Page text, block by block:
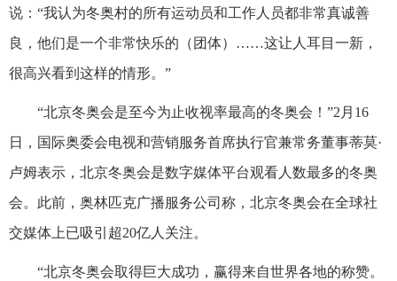
说：“我认为冬奥村的所有运动员和工作人员都非常真诚善
良，他们是一个非常快乐的（团体）……这让人耳目一新，
很高兴看到这样的情形。”
“北京冬奥会是至今为止收视率最高的冬奥会！”2月16
日，国际奥委会电视和营销服务首席执行官兼常务董事蒂莫·
卢姆表示，北京冬奥会是数字媒体平台观看人数最多的冬奥
会。此前，奥林匹克广播服务公司称，北京冬奥会在全球社
交媒体上已吸引超20亿人关注。
“北京冬奥会取得巨大成功，赢得来自世界各地的称赞。